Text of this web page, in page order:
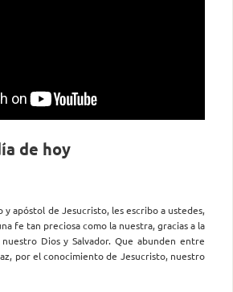
de hoy
y apóstol de Jesucristo, les escribo a ustedes,
fe tan preciosa como la nuestra, gracias a la
Dios y Salvador. Que abunden entre
por el conocimiento de Jesucristo, nuestro